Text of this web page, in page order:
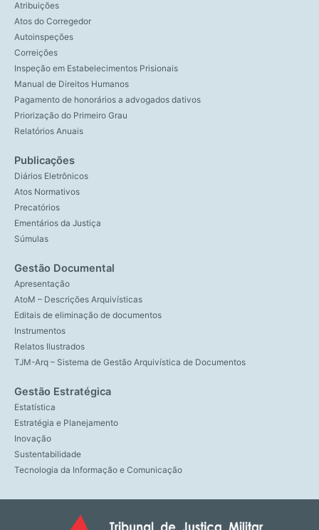
Atribuições
Atos do Corregedor
Autoinspeções
Correições
Inspeção em Estabelecimentos Prisionais
Manual de Direitos Humanos
Pagamento de honorários a advogados dativos
Priorização do Primeiro Grau
Relatórios Anuais
Publicações
Diários Eletrônicos
Atos Normativos
Precatórios
Ementários da Justiça
Súmulas
Gestão Documental
Apresentação
AtoM – Descrições Arquivísticas
Editais de eliminação de documentos
Instrumentos
Relatos Ilustrados
TJM-Arq – Sistema de Gestão Arquivística de Documentos
Gestão Estratégica
Estatística
Estratégia e Planejamento
Inovação
Sustentabilidade
Tecnologia da Informação e Comunicação